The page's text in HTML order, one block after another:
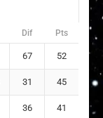
Dif Pts
67 52
31 45
36 41